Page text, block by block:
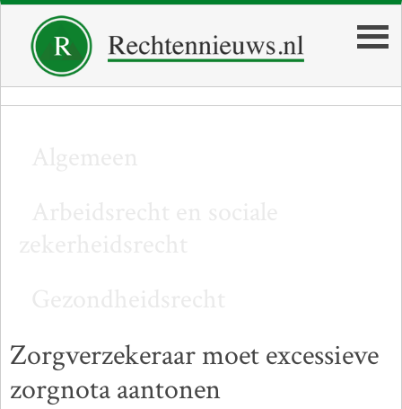
Zorgverzekeraar moet excessieve
zorgnota aantonen